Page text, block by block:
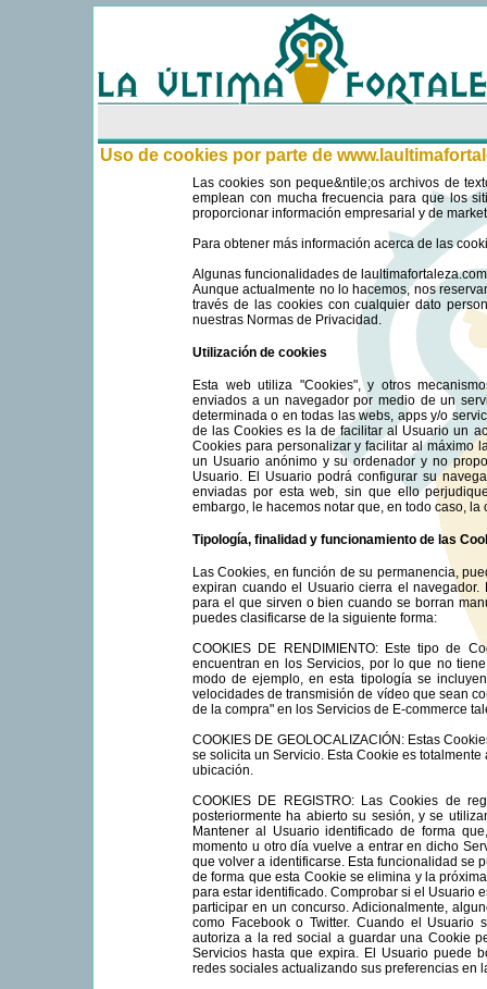
Uso de cookies por parte de
Las cookies son peque&ntile;os archivos de
emplean con mucha frecuencia para que los
proporcionar información empresarial y de
Para obtener más información acerca de las
Algunas funcionalidades de
Aunque actualmente no lo hacemos, nos
través de las cookies con cualquier dato
nuestras Normas de Privacidad.
Utilización de cookies
Esta web utiliza "Cookies", y otros
enviados a un navegador por medio de un
determinada o en todas las webs, apps y/o
de las Cookies es la de facilitar al Usuario un
Cookies para personalizar y facilitar al máximo
un Usuario anónimo y su ordenador y no
Usuario. El Usuario podrá configurar su
enviadas por esta web, sin que ello
embargo, le hacemos notar que, en todo caso,
Tipología, finalidad y funcionamiento de las
Las Cookies, en función de su permanencia,
expiran cuando el Usuario cierra el
para el que sirven o bien cuando se borran
puedes clasificarse de la siguiente forma:
COOKIES DE RENDIMIENTO: Este tipo de
encuentran en los Servicios, por lo que no
modo de ejemplo, en esta tipología se
velocidades de transmisión de vídeo que sean
de la compra" en los Servicios de E-commerce
COOKIES DE GEOLOCALIZACIÓN: Estas
se solicita un Servicio. Esta Cookie es
ubicación.
COOKIES DE REGISTRO: Las Cookies de
posteriormente ha abierto su sesión, y se
Mantener al Usuario identificado de forma
momento u otro día vuelve a entrar en dicho
que volver a identificarse. Esta funcionalidad se
de forma que esta Cookie se elimina y la
para estar identificado. Comprobar si el Usuario
participar en un concurso. Adicionalmente,
como Facebook o Twitter. Cuando el
autoriza a la red social a guardar una Cookie
Servicios hasta que expira. El Usuario puede
redes sociales actualizando sus preferencias en